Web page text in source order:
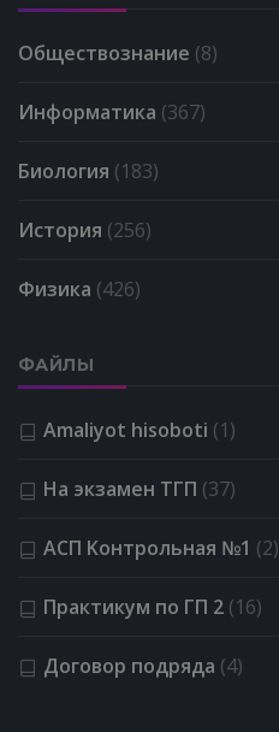
Обществознание (8)
Информатика (367)
Биология (183)
История (256)
Физика (426)
ФАЙЛЫ
Amaliyot hisoboti (1)
На экзамен ТГП (37)
АСП Kонтрольная №1 (2)
Практикум по ГП 2 (16)
Договор подряда (4)